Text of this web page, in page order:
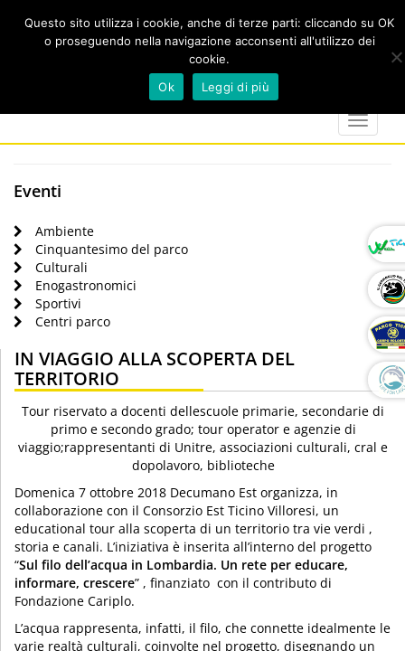
marker
calendar
Toggle
Eventi
Ambiente
Cinquantesimo del parco
Culturali
Enogastronomici
Sportivi
Centri parco
IN VIAGGIO ALLA SCOPERTA DEL
TERRITORIO
Tour riservato a docenti dellescuole primarie, secondarie di
primo e secondo grado; tour operator e agenzie di
viaggio;rappresentanti di Unitre, associazioni culturali, cral e
dopolavoro, biblioteche
Domenica 7 ottobre 2018 Decumano Est organizza, in
collaborazione con il Consorzio Est Ticino Villoresi, un
educational tour alla scoperta di un territorio tra vie verdi ,
storia e canali. L’iniziativa è inserita all’interno del progetto
“Sul filo dell’acqua in Lombardia. Un rete per educare,
informare, crescere” , finanziato con il contributo di
Fondazione Cariplo.
L’acqua rappresenta, infatti, il filo, che connette idealmente le
varie realtà culturali, coinvolte nel progetto, disegnando un
Questo sito utilizza i cookie, anche di terze parti: cliccando su OK
o proseguendo nella navigazione acconsenti all'utilizzo dei
cookie.
Ok
Leggi di più